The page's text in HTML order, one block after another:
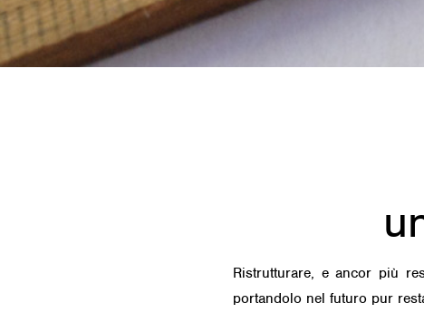
Ristrutturare, e ancor più
portandolo nel futuro pur